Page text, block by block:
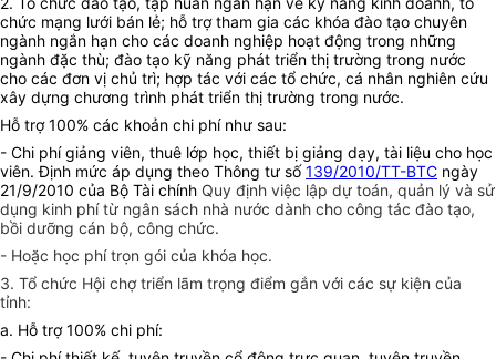
chức mạng lưới bán lẻ; hỗ trợ tham gia các khóa đào tạo chuyên
ngành ngắn hạn cho các doanh nghiệp hoạt động trong những
ngành đặc thù; đào tạo kỹ năng phát triển thị trường trong nước
cho các đơn vị chủ trì; hợp tác với các tổ chức, cá nhân nghiên cứu
xây dựng chương trình phát triển thị trường trong nước.
Hỗ trợ 100% các khoản chi phí như sau:
- Chi phí giảng viên, thuê lớp học, thiết bị giảng dạy, tài liệu cho học
viên. Định mức áp dụng theo Thông tư số139/2010/TT-BTC ngày
21/9/2010 của Bộ Tài chính Quy định việc lập dự toán, quản lý và sử
dụng kinh phí từ ngân sách nhà nước dành cho công tác đào tạo,
bồi dưỡng cán bộ, công chức.
- Hoặc học phí trọn gói của khóa học.
3. Tổ chức Hội chợ triển lãm trọng điểm gắn với các sự kiện của
tỉnh:
a. Hỗ trợ 100% chi phí: